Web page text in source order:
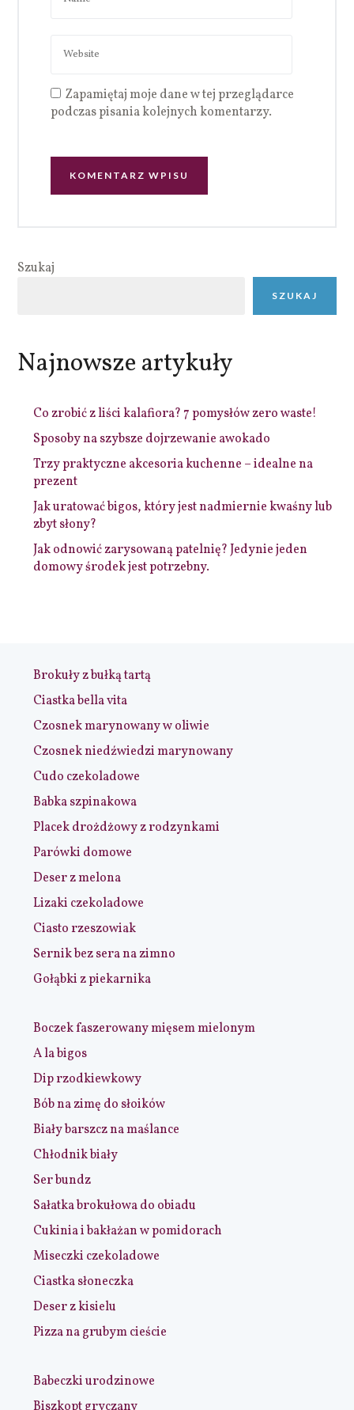
Zapamiętaj moje dane w tej przeglądarce
podczas pisania kolejnych komentarzy.
Szukaj
SZUKAJ
Najnowsze artykuły
Co zrobić z liści kalafiora? 7 pomysłów zero waste!
Sposoby na szybsze dojrzewanie awokado
Trzy praktyczne akcesoria kuchenne – idealne na
prezent
Jak uratować bigos, który jest nadmiernie kwaśny lub
zbyt słony?
Jak odnowić zarysowaną patelnię? Jedynie jeden
domowy środek jest potrzebny.
Brokuły z bułką tartą
Ciastka bella vita
Czosnek marynowany w oliwie
Czosnek niedźwiedzi marynowany
Cudo czekoladowe
Babka szpinakowa
Placek drożdżowy z rodzynkami
Parówki domowe
Deser z melona
Lizaki czekoladowe
Ciasto rzeszowiak
Sernik bez sera na zimno
Gołąbki z piekarnika
Boczek faszerowany mięsem mielonym
A la bigos
Dip rzodkiewkowy
Bób na zimę do słoików
Biały barszcz na maślance
Chłodnik biały
Ser bundz
Sałatka brokułowa do obiadu
Cukinia i bakłażan w pomidorach
Miseczki czekoladowe
Ciastka słoneczka
Deser z kisielu
Pizza na grubym cieście
Babeczki urodzinowe